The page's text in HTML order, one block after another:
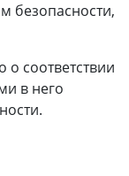
безопасности,
о соответствии
в него